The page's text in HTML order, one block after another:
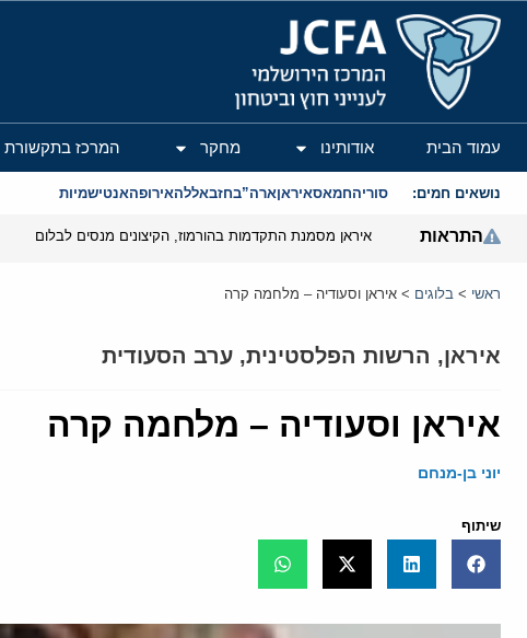
המרכז הירושלמי לענייני חוץ וביטחון
עמוד הבית אודותינו מחקר המרכז בתקשורת
נושאים חמים: סוריהחמאסאיראןארה”בחזבאללהאירופהאנטישמיות
התראות איראן מסמנת התקדמות בהורמוז, הקיצונים מנסים לבלום
ראשי > בלוגים > איראן וסעודיה – מלחמה קרה
איראן, הרשות הפלסטינית, ערב הסעודית
איראן וסעודיה – מלחמה קרה
יוני בן-מנחם
שיתוף